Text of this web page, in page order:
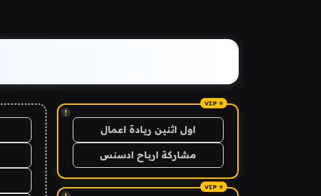
!
اول اثنين ريادة اعمال
مشاركة ارباح ادسنس